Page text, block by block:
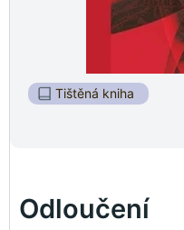
Odloučení
Tištěná kniha